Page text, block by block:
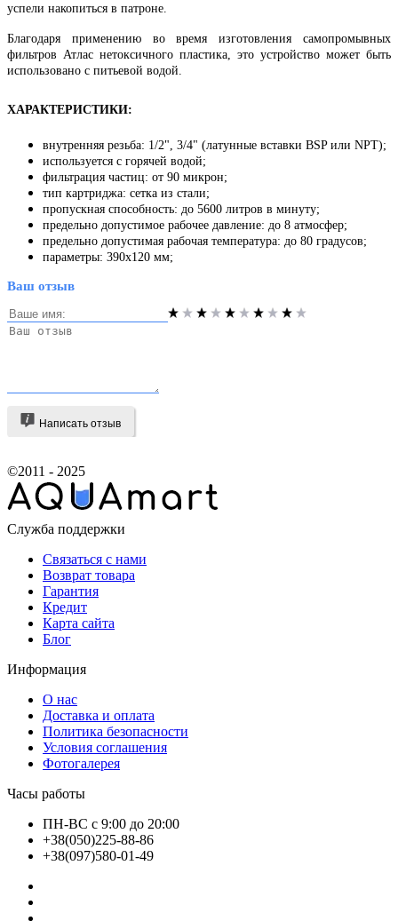
успели накопиться в патроне.
Благодаря применению во время изготовления самопромывных
фильтров Атлас нетоксичного пластика, это устройство может быть
использовано с питьевой водой.
ХАРАКТЕРИСТИКИ:
внутренняя резьба: 1/2", 3/4" (латунные вставки BSP или NPT);
используется с горячей водой;
фильтрация частиц: от 90 микрон;
тип картриджа: сетка из стали;
пропускная способность: до 5600 литров в минуту;
предельно допустимое рабочее давление: до 8 атмосфер;
предельно допустимая рабочая температура: до 80 градусов;
параметры: 390x120 мм;
Ваш отзыв
Написать отзыв
©2011 - 2025
Служба поддержки
Связаться с нами
Возврат товара
Гарантия
Кредит
Карта сайта
Блог
Информация
О нас
Доставка и оплата
Политика безопасности
Условия соглашения
Фотогалерея
Часы работы
ПН-ВС с 9:00 до 20:00
+38(050)225-88-86
+38(097)580-01-49